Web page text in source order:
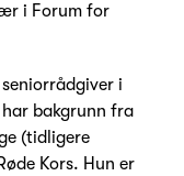
i Forum for
i
har bakgrunn fra
(tidligere
Kors. Hun er